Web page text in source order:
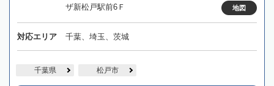
ザ新松戸駅前6Ｆ
地図
対応エリア 千葉、埼玉、茨城
千葉県 松戸市